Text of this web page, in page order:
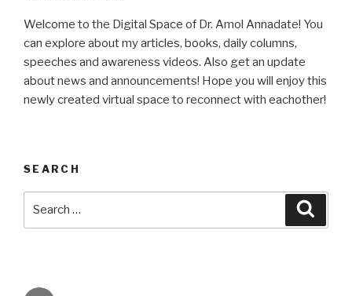
Welcome to the Digital Space of Dr. Amol Annadate! You
can explore about my articles, books, daily columns,
speeches and awareness videos. Also get an update
about news and announcements! Hope you will enjoy this
newly created virtual space to reconnect with eachother!
SEARCH